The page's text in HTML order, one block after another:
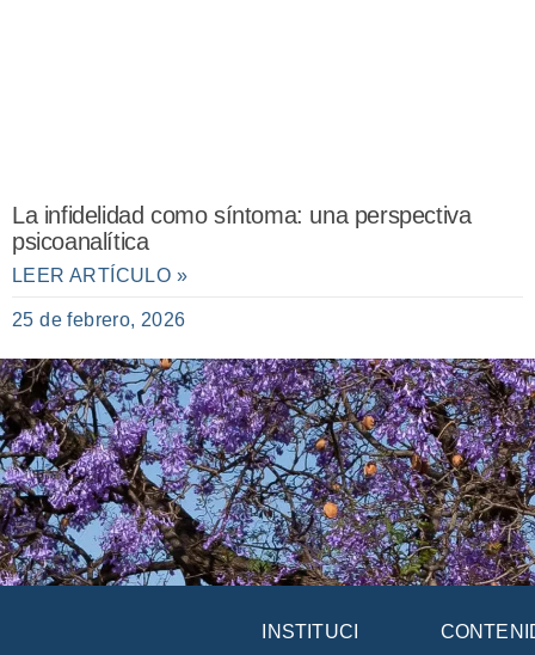
La infidelidad como síntoma: una perspectiva
psicoanalítica
LEER ARTÍCULO »
25 de febrero, 2026
INSTITUCIÓN